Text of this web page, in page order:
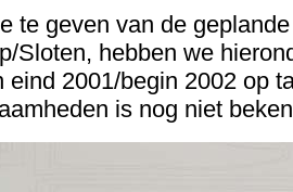
te geven van de
Sloten, hebben we
eind 2001/begin 2002 op
is nog niet